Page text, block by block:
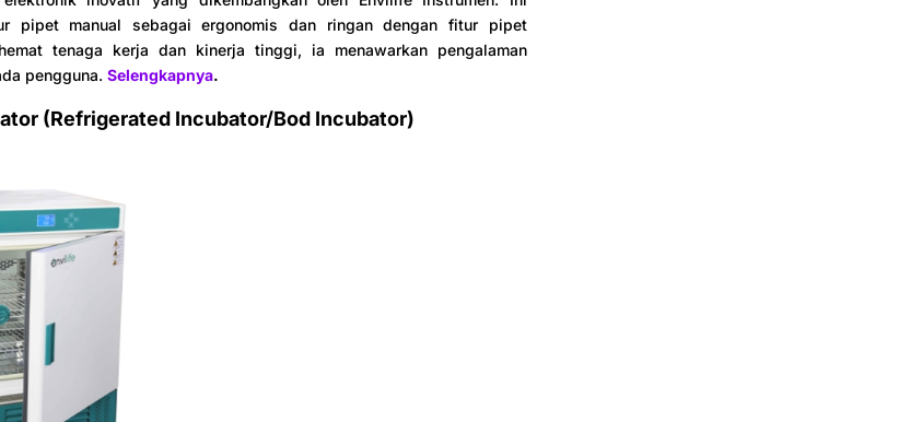
pipet manual sebagai ergonomis dan ringan dengan fitur pipet
tenaga kerja dan kinerja tinggi, ia menawarkan pengalaman
pengguna.Selengkapnya.
(Refrigerated Incubator/Bod Incubator)